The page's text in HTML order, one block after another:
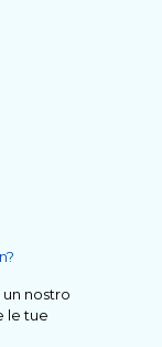
nostro
le tue